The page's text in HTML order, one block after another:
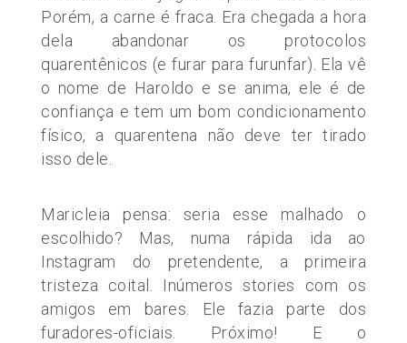
Porém, a carne é fraca. Era chegada a hora
dela abandonar os protocolos
quarentênicos (e furar para furunfar). Ela vê
o nome de Haroldo e se anima, ele é de
confiança e tem um bom condicionamento
físico, a quarentena não deve ter tirado
isso dele.
Maricleia pensa: seria esse malhado o
escolhido? Mas, numa rápida ida ao
Instagram do pretendente, a primeira
tristeza coital. Inúmeros stories com os
amigos em bares. Ele fazia parte dos
furadores-oficiais. Próximo! E o